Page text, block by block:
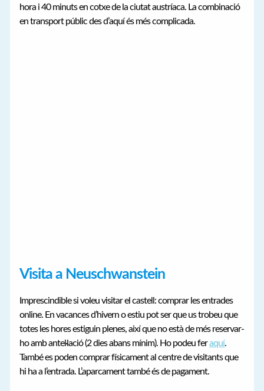
hora i 40 minuts en cotxe de la ciutat austríaca. La combinació
en transport públic des d’aquí és més complicada.
Visita a Neuschwanstein
Imprescindible si voleu visitar el castell: comprar les entrades
online. En vacances d’hivern o estiu pot ser que us trobeu que
totes les hores estiguin plenes, així que no està de més reservar-
ho amb antel·lació (2 dies abans mínim). Ho podeu feraquí.
També es poden comprar físicament al centre de visitants que
hi ha a l’entrada. L’aparcament també és de pagament.